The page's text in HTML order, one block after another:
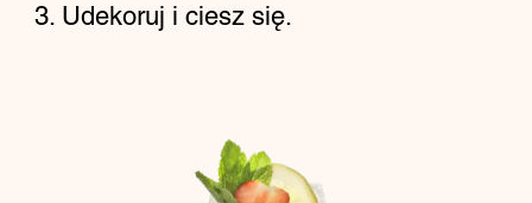
Udekoruj i ciesz się.